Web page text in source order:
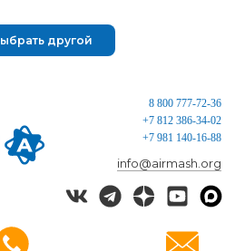
другой
8 800 777-72-36
+7 812 386-34-02
+7 981 140-16-88
info@airmash.org